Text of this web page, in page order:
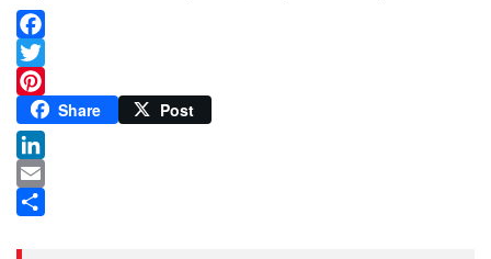
Facebook
Twitter
Pinterest
Share Post
LinkedIn
Email